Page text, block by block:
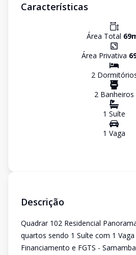
Características
Área Total 69
Área Privativa
2Dormitório
2 Banheiros
1 Suíte
1 Vaga
Descrição
Quadrar 102 Residencial
quartos sendo 1 Suíte com 1
Financiamento e FGTS -